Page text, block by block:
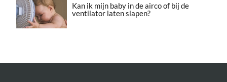
Kan ik mijn baby in de airco of bij de
ventilator laten slapen?